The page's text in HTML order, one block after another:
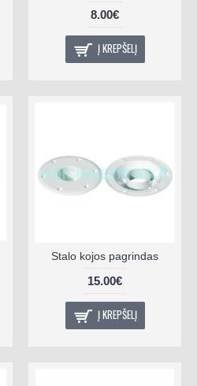
8.00€
Į KREPŠELĮ
Stalo kojos pagrindas
15.00€
Į KREPŠELĮ